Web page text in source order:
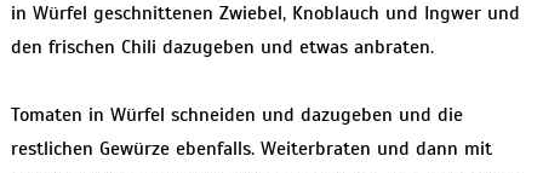
in Würfel geschnittenen Zwiebel, Knoblauch und Ingwer und
den frischen Chili dazugeben und etwas anbraten.
Tomaten in Würfel schneiden und dazugeben und die
restlichen Gewürze ebenfalls. Weiterbraten und dann mit